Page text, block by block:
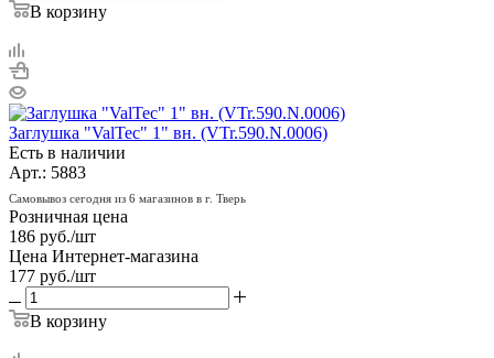
В корзину
Заглушка "ValTec" 1" вн. (VTr.590.N.0006)
Есть в наличии
Арт.: 5883
Самовывоз сегодня из 6 магазинов в г. Тверь
Розничная цена
186 руб./шт
Цена Интернет-магазина
177 руб./шт
В корзину